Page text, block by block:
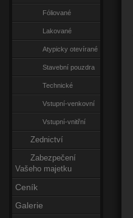
Fóliované
Lakované
Atypicky otevírané
Stavební pouzdra
Technické
Vstupní-venkovní
Vstupní-vnitřní
Zednictví
Zabezpečení
Vašeho majetku
Ceník
Galerie